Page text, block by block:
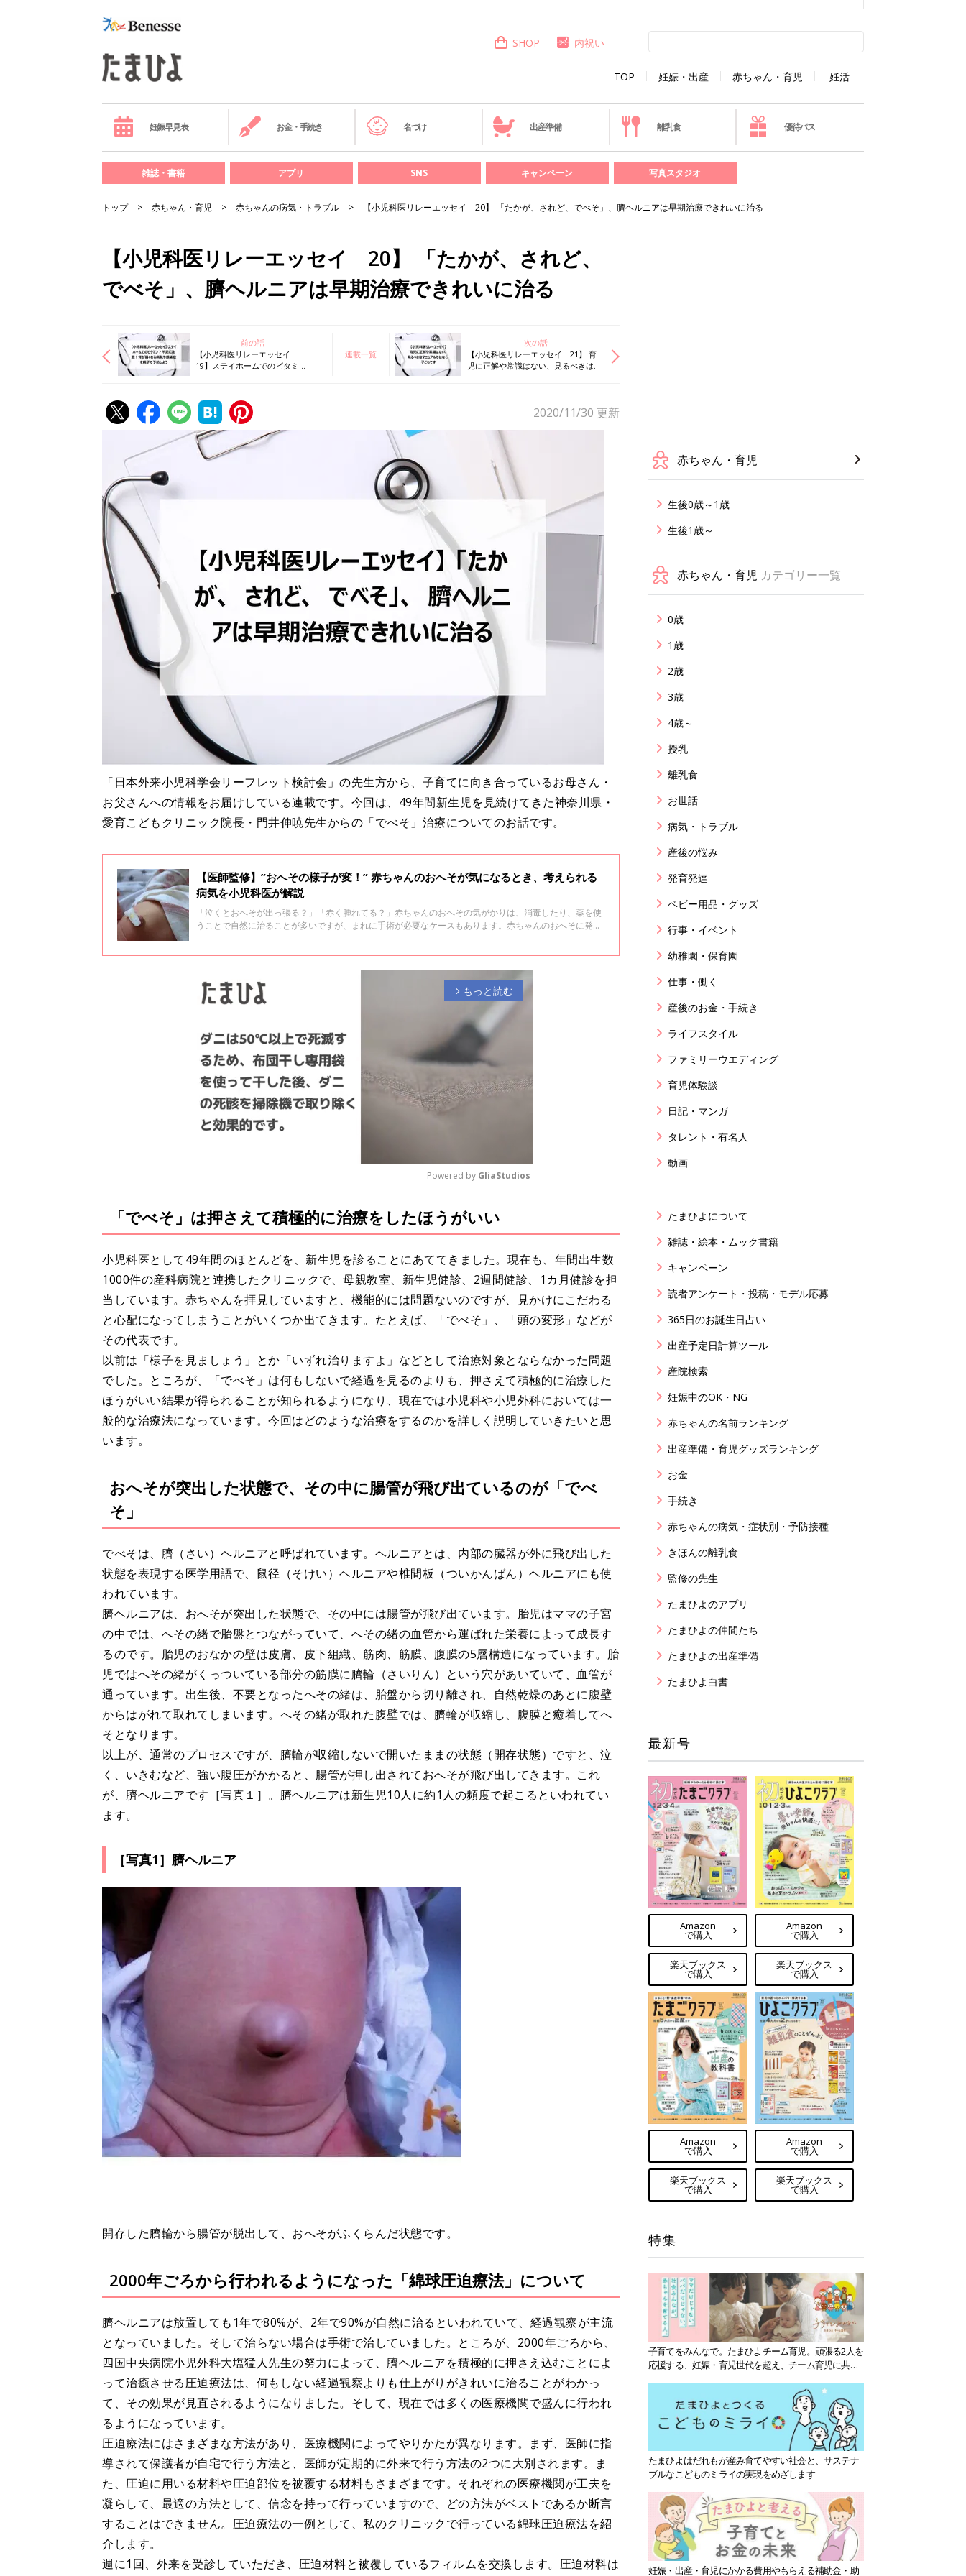
TOP 妊娠・出産 赤ちゃん・育児 妊活
SHOP 内祝い
妊娠早見表 お金・手続き 名づけ 出産準備 離乳食 優待パス
雑誌・書籍 アプリ SNS キャンペーン 写真スタジオ
トップ 赤ちゃん・育児 赤ちゃんの病気・トラブル 【小児科医リレーエッセイ 20】 「たかが、されど、でべそ」、臍ヘルニアは早期治療できれいに治る
【小児科医リレーエッセイ 20】 「たかが、されど、
でべそ」、臍ヘルニアは早期治療できれいに治る
前の話
【小児科医リレーエッセイ
19】ステイホームでのビタミン
連載一覧
次の話
【小児科医リレーエッセイ 21】 育
児に正解や常識はない、見るべきはマ
2020/11/30 更新
「日本外来小児科学会リーフレット検討会」の先生方から、子育てに向き合っているお母さん・
お父さんへの情報をお届けしている連載です。今回は、49年間新生児を見続けてきた神奈川県・
愛育こどもクリニック院長・門井伸暁先生からの「でべそ」治療についてのお話です。
【医師監修】”おへその様子が変！” 赤ちゃんのおへそが気になるとき、考えられる
病気を小児科医が解説
「泣くとおへそが出っ張る？」「赤く腫れてる？」赤ちゃんのおへその気がかりは、消毒したり、薬を使
うことで自然に治ることが多いですが、まれに手術が必要なケースもあります。赤ちゃんのおへそに発症
arrow_forward_ios もっと読む
M
u
t
e
Powered by GliaStudios
「でべそ」は押さえて積極的に治療をしたほうがいい
小児科医として49年間のほとんどを、新生児を診ることにあててきました。現在も、年間出生数
1000件の産科病院と連携したクリニックで、母親教室、新生児健診、2週間健診、1カ月健診を担
当しています。赤ちゃんを拝見していますと、機能的には問題ないのですが、見かけにこだわる
と心配になってしまうことがいくつか出てきます。たとえば、「でべそ」、「頭の変形」などが
その代表です。
以前は「様子を見ましょう」とか「いずれ治りますよ」などとして治療対象とならなかった問題
でした。ところが、「でべそ」は何もしないで経過を見るのよりも、押さえて積極的に治療した
ほうがいい結果が得られることが知られるようになり、現在では小児科や小児外科においては一
般的な治療法になっています。今回はどのような治療をするのかを詳しく説明していきたいと思
います。
おへそが突出した状態で、その中に腸管が飛び出ているのが「でべ
そ」
でべそは、臍（さい）ヘルニアと呼ばれています。ヘルニアとは、内部の臓器が外に飛び出した
状態を表現する医学用語で、鼠径（そけい）ヘルニアや椎間板（ついかんばん）ヘルニアにも使
われています。
臍ヘルニアは、おへそが突出した状態で、その中には腸管が飛び出ています。 胎児はママの子宮
の中では、へその緒で胎盤とつながっていて、へその緒の血管から運ばれた栄養によって成長す
るのです。胎児のおなかの壁は皮膚、皮下組織、筋肉、筋膜、腹膜の5層構造になっています。胎
児ではへその緒がくっついている部分の筋膜に臍輪（さいりん）という穴があいていて、血管が
通っています。出生後、不要となったへその緒は、胎盤から切り離され、自然乾燥のあとに腹壁
からはがれて取れてしまいます。へその緒が取れた腹壁では、臍輪が収縮し、腹膜と癒着してへ
そとなります。
以上が、通常のプロセスですが、臍輪が収縮しないで開いたままの状態（開存状態）ですと、泣
く、いきむなど、強い腹圧がかかると、腸管が押し出されておへそが飛び出してきます。これ
が、臍ヘルニアです［写真１］。臍ヘルニアは新生児10人に約1人の頻度で起こるといわれてい
ます。
［写真1］臍ヘルニア
開存した臍輪から腸管が脱出して、おへそがふくらんだ状態です。
2000年ごろから行われるようになった「綿球圧迫療法」について
臍ヘルニアは放置しても1年で80%が、2年で90%が自然に治るといわれていて、経過観察が主流
となっていました。そして治らない場合は手術で治していました。ところが、2000年ごろから、
四国中央病院小児外科大塩猛人先生の努力によって、臍ヘルニアを積極的に押さえ込むことによ
って治癒させる圧迫療法は、何もしない経過観察よりも仕上がりがきれいに治ることがわかっ
て、その効果が見直されるようになりました。そして、現在では多くの医療機関で盛んに行われ
るようになっています。
圧迫療法にはさまざまな方法があり、医療機関によってやりかたが異なります。まず、医師に指
導されて保護者が自宅で行う方法と、医師が定期的に外来で行う方法の2つに大別されます。ま
た、圧迫に用いる材料や圧迫部位を被覆する材料もさまざまです。それぞれの医療機関が工夫を
凝らして、最適の方法として、信念を持って行っていますので、どの方法がベストであるか断言
することはできません。圧迫療法の一例として、私のクリニックで行っている綿球圧迫療法を紹
介します。
週に1回、外来を受診していただき、圧迫材料と被覆しているフィルムを交換します。圧迫材料は
赤ちゃん・育児
生後0歳～1歳
生後1歳～
赤ちゃん・育児 カテゴリー一覧
0歳
1歳
2歳
3歳
4歳～
授乳
離乳食
お世話
病気・トラブル
産後の悩み
発育発達
ベビー用品・グッズ
行事・イベント
幼稚園・保育園
仕事・働く
産後のお金・手続き
ライフスタイル
ファミリーウエディング
育児体験談
日記・マンガ
タレント・有名人
動画
たまひよについて
雑誌・絵本・ムック書籍
キャンペーン
読者アンケート・投稿・モデル応募
365日のお誕生日占い
出産予定日計算ツール
産院検索
妊娠中のOK・NG
赤ちゃんの名前ランキング
出産準備・育児グッズランキング
お金
手続き
赤ちゃんの病気・症状別・予防接種
きほんの離乳食
監修の先生
たまひよのアプリ
たまひよの仲間たち
たまひよの出産準備
たまひよ白書
最新号
Amazon
で購入
楽天ブックス
で購入
Amazon
で購入
楽天ブックス
で購入
Amazon
で購入
楽天ブックス
で購入
Amazon
で購入
楽天ブックス
で購入
特集
子育てをみんなで。たまひよチーム育児。頑張る2人を
応援する、妊娠・育児世代を超え、チーム育児に共感
たまひよはだれもが産み育てやすい社会と、サステナ
ブルなこどものミライの実現をめざします
妊娠・出産・育児にかかる費用やもらえる補助金・助